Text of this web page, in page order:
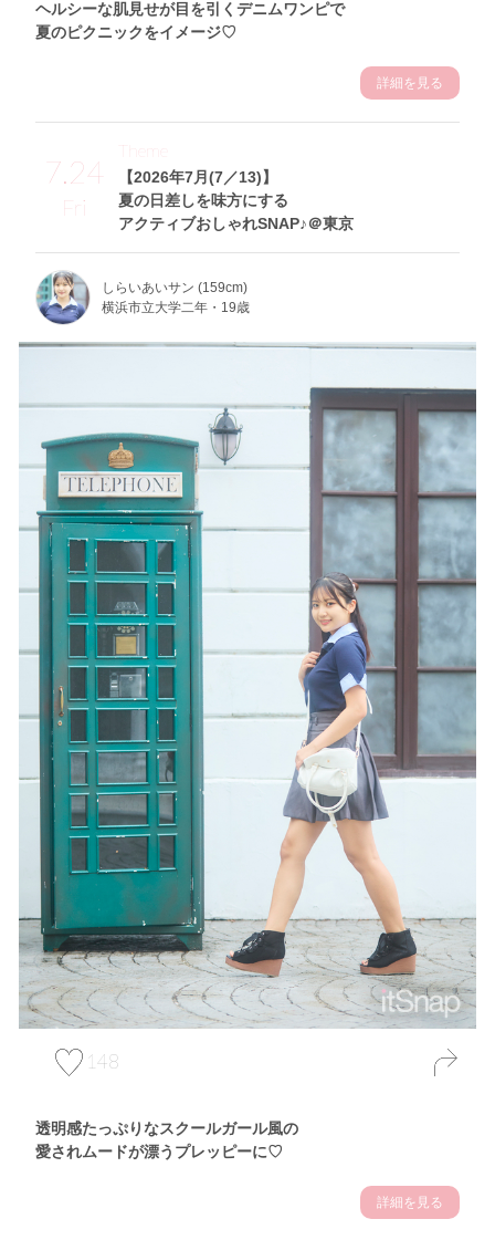
ヘルシーな肌見せが目を引くデニムワンピで
夏のピクニックをイメージ♡
詳細を見る
7.24
Fri
【2026年7月(7／13)】
夏の日差しを味方にする
アクティブおしゃれSNAP♪＠東京
Theme
しらいあいサン (159cm)
横浜市立大学二年・19歳
148
透明感たっぷりなスクールガール風の
愛されムードが漂うプレッピーに♡
詳細を見る